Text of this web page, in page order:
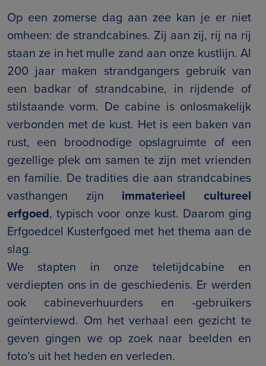
Op een zomerse dag aan zee kan je er niet
omheen: de strandcabines. Zij aan zij, rij na rij
staan ze in het mulle zand aan onze kustlijn. Al
200 jaar maken strandgangers gebruik van
een badkar of strandcabine, in rijdende of
stilstaande vorm. De cabine is onlosmakelijk
verbonden met de kust. Het is een baken van
rust, een broodnodige opslagruimte of een
gezellige plek om samen te zijn met vrienden
en familie. De tradities die aan strandcabines
vasthangen zijn immaterieel cultureel
erfgoed, typisch voor onze kust. Daarom ging
Erfgoedcel Kusterfgoed met het thema aan de
slag.
We stapten in onze teletijdcabine en
verdiepten ons in de geschiedenis. Er werden
ook cabineverhuurders en -gebruikers
geïnterviewd. Om het verhaal een gezicht te
geven gingen we op zoek naar beelden en
foto’s uit het heden en verleden.